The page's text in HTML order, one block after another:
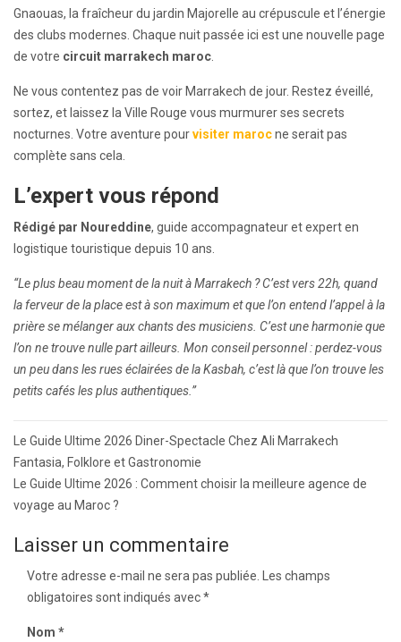
Gnaouas, la fraîcheur du jardin Majorelle au crépuscule et l’énergie
des clubs modernes. Chaque nuit passée ici est une nouvelle page
de votre circuit marrakech maroc
Ne vous contentez pas de voir Marrakech de jour. Restez éveillé,
sortez, et laissez la Ville Rouge vous murmurer ses secrets
nocturnes. Votre aventure pourvisiter marocne serait pas
complète sans cela.
L’expert vous répond
Rédigé par Noureddine, guide accompagnateur et expert en
logistique touristique depuis 10 ans.
“Le plus beau moment de la nuit à Marrakech ? C’est vers 22h, quand
la ferveur de la place est à son maximum et que l’on entend l’appel à la
prière se mélanger aux chants des musiciens. C’est une harmonie que
l’on ne trouve nulle part ailleurs. Mon conseil personnel : perdez-vous
un peu dans les rues éclairées de la Kasbah, c’est là que l’on trouve les
petits cafés les plus authentiques.”
Navigation
de
l’article
Le Guide Ultime 2026 Diner-Spectacle Chez Ali Marrakech
Fantasia, Folklore et Gastronomie
Le Guide Ultime 2026 : Comment choisir la meilleure agence de
voyage au Maroc ?
Laisser un commentaire
Votre adresse e-mail ne sera pas publiée.
Les champs
obligatoires sont indiqués avec*
Nom *